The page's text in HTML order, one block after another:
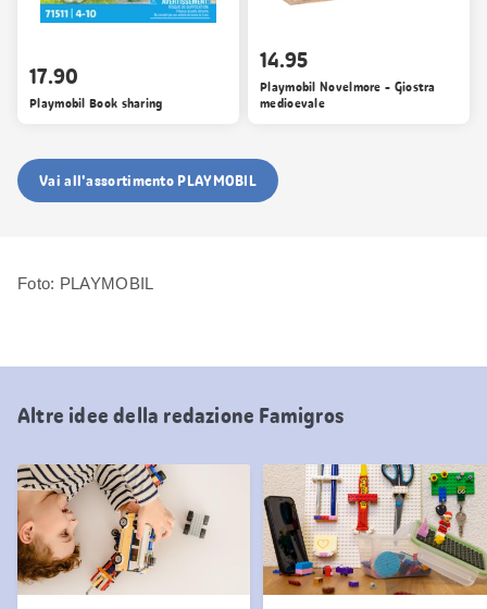
17.90
Playmobil Book sharing
14.95
Playmobil Novelmore - Giostra
medioevale
Vai all'assortimento PLAYMOBIL
Foto: PLAYMOBIL
Altre idee della redazione Famigros